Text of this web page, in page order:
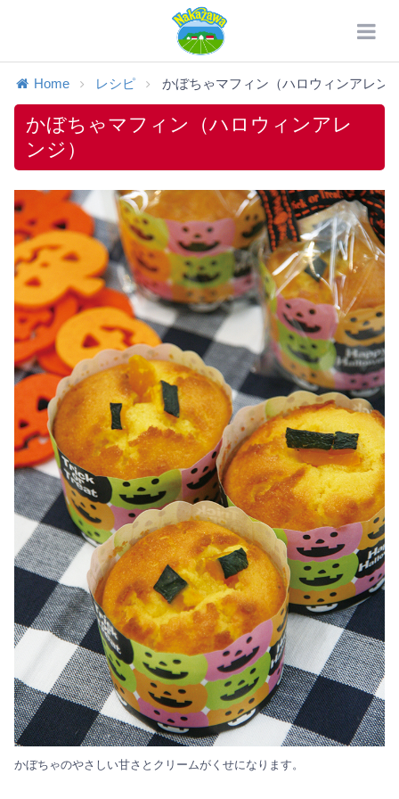
Home レシピ かぼちゃマフィン（ハロウィンアレン
かぼちゃマフィン（ハロウィンアレ
ンジ）
かぼちゃのやさしい甘さとクリームがくせになります。